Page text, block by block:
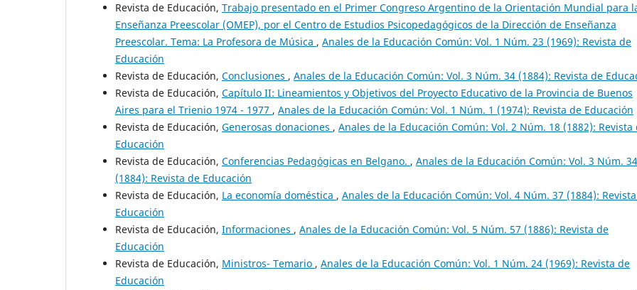
Revista de Educación, Trabajo presentado en el Primer Congreso Argentino de la Orientación Mundial para
Enseñanza Preescolar (OMEP), por el Centro de Estudios Psicopedagógicos de la Dirección de Enseñanza
Preescolar. Tema: La Profesora de Música , Anales de la Educación Común: Vol. 1 Núm. 23 (1969): Revista de
Educación
Revista de Educación, Conclusiones , Anales de la Educación Común: Vol. 3 Núm. 34 (1884): Revista de
Revista de Educación, Capítulo II: Lineamientos y Objetivos del Proyecto Educativo de la Provincia de Buenos
Aires para el Trienio 1974 - 1977 , Anales de la Educación Común: Vol. 1 Núm. 1 (1974): Revista de Educación
Revista de Educación, Generosas donaciones , Anales de la Educación Común: Vol. 2 Núm. 18 (1882): Revista
Educación
Revista de Educación, Conferencias Pedagógicas en Belgano. , Anales de la Educación Común: Vol. 3 Núm. 34
(1884): Revista de Educación
Revista de Educación, La economía doméstica , Anales de la Educación Común: Vol. 4 Núm. 37 (1884):
Educación
Revista de Educación, Informaciones , Anales de la Educación Común: Vol. 5 Núm. 57 (1886): Revista de
Educación
Revista de Educación, Ministros- Temario , Anales de la Educación Común: Vol. 1 Núm. 24 (1969): Revista de
Educación